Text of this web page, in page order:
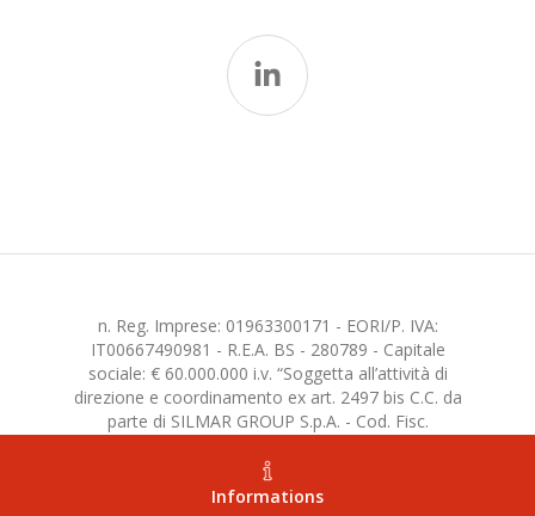
Informations
n. Reg. Imprese: 01963300171 - EORI/P. IVA:
IT00667490981 - R.E.A. BS - 280789 - Capitale
sociale: € 60.000.000 i.v. “Soggetta all’attività di
direzione e coordinamento ex art. 2497 bis C.C. da
parte di SILMAR GROUP S.p.A. - Cod. Fisc.